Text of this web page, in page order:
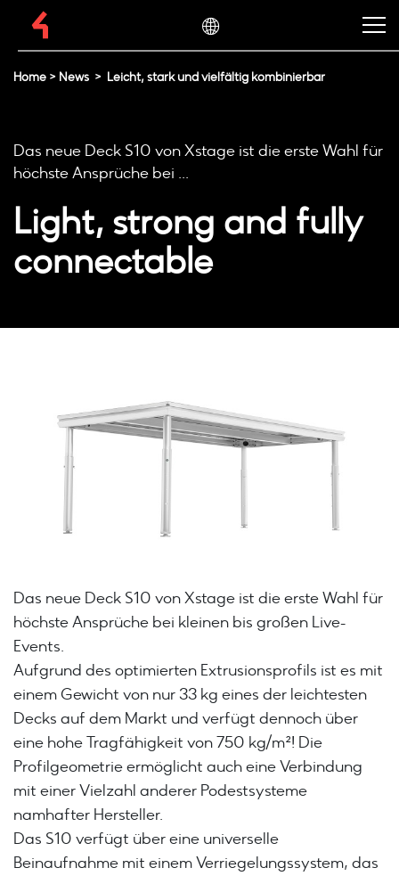
Home > News > Leicht, stark und vielfältig kombinierbar
Light, strong and fully
connectable
Das neue Deck S10 von Xstage ist die erste Wahl für
höchste Ansprüche bei ...
Das neue Deck S10 von Xstage ist die erste Wahl für
höchste Ansprüche bei kleinen bis großen Live-
Events.
Aufgrund des optimierten Extrusionsprofils ist es mit
einem Gewicht von nur 33 kg eines der leichtesten
Decks auf dem Markt und verfügt dennoch über
eine hohe Tragfähigkeit von 750 kg/m²! Die
Profilgeometrie ermöglicht auch eine Verbindung
mit einer Vielzahl anderer Podestsysteme
namhafter Hersteller.
Das S10 verfügt über eine universelle
Beinaufnahme mit einem Verriegelungssystem, das